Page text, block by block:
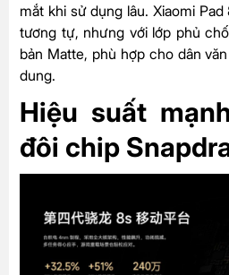
mắt khi sử dụng lâu. Xiaomi
tương tự, nhưng với lớp phủ
bản Matte, phù hợp cho dân
dung.
Hiệu suất
đôi chip